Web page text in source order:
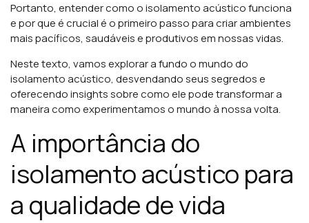
Portanto, entender como o isolamento acústico funciona
e por que é crucial é o primeiro passo para criar ambientes
mais pacíficos, saudáveis e produtivos em nossas vidas.
Neste texto, vamos explorar a fundo o mundo do
isolamento acústico, desvendando seus segredos e
oferecendo insights sobre como ele pode transformar a
maneira como experimentamos o mundo à nossa volta.
A importância do
isolamento acústico para
a qualidade de vida